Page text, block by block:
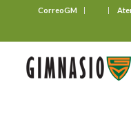
CorreoGM